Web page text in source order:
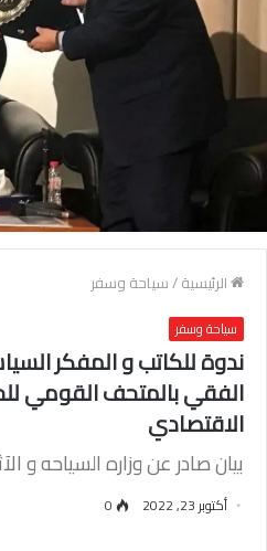
الرئيسية/سياحة وسفر
سياحة وسفر
ندوة للكاتب و المفكر
الفقي بالمتحف القومي
الاقتصادي
بيان صادر عن وزاره السياحه و
أكتوبر 23, 2022 0